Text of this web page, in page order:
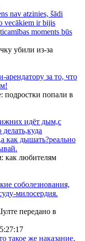
nav atzinies, šādi
vecākiem ir bijis
moments būs
убили из-за
за то, что
подростки попали в
идёт дым,с
как дышать?реально
как любителям
соболезнования,
милосердия.
передано в
такое же наказание,